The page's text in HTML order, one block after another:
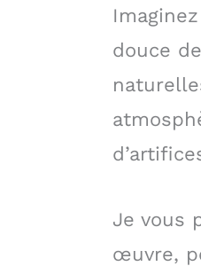
douce
Je vous
œuvre,